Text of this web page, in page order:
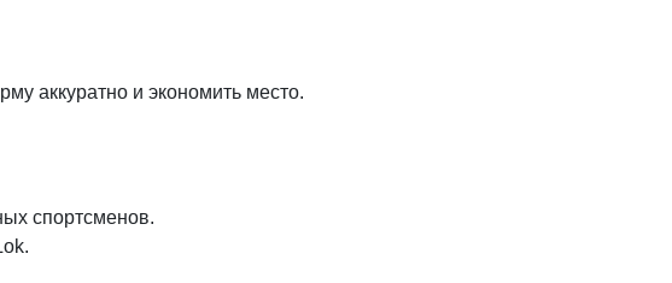
аккуратно и экономить место.
спортсменов.